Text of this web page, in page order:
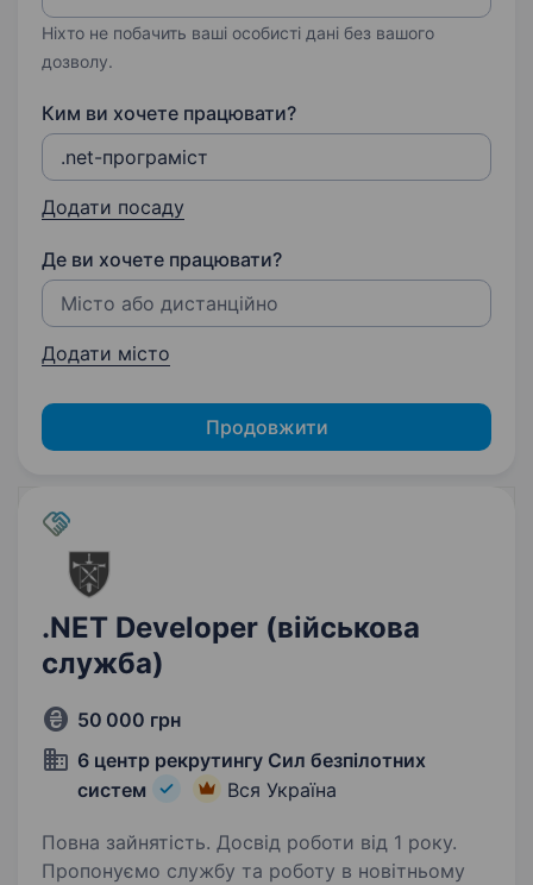
Ніхто не побачить ваші особисті дані без вашого
дозволу.
Ким ви хочете працювати?
Додати посаду
Де ви хочете працювати?
Додати місто
Продовжити
.NET Developer (військова
служба)
50 000 грн
6 центр рекрутингу Сил безпілотних
систем
Вся Україна
Повна зайнятість. Досвід роботи від 1 року.
Пропонуємо службу та роботу в новітньому